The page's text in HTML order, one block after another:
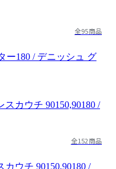
全95商品
ー180 / デニッシュ グ
全152商品
ウチ 90150,90180 /